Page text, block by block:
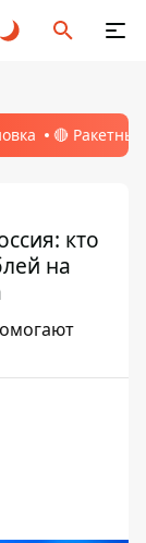
🔴
кто
на